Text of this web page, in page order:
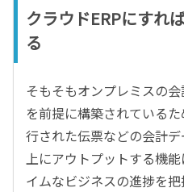
クラウドERPにすれ
る
そもそもオンプレミスの
を前提に構築されている
行された伝票などの会計
上にアウトプットする機
イムなビジネスの進捗を把